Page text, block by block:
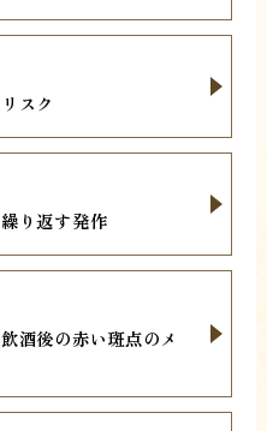
スク
り返す発作
酒後の赤い斑点のメ